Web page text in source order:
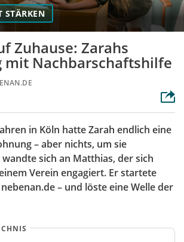
STÄRKEN
Zuhause: Zarahs
mit Nachbarschaftshilfe
in Köln hatte Zarah endlich eine
– aber nichts, um sie
sich an Matthias, der sich
Verein engagiert. Er startete
– und löste eine Welle der